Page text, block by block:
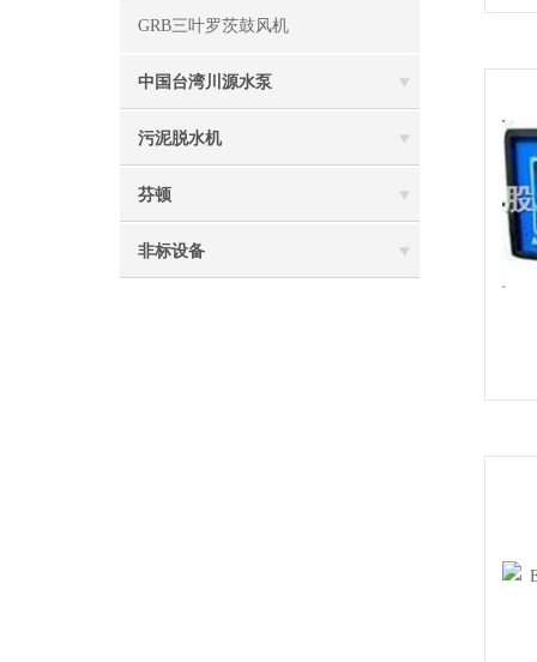
GRB三叶罗茨鼓风机
中国台湾川源水泵
污泥脱水机
芬顿
非标设备